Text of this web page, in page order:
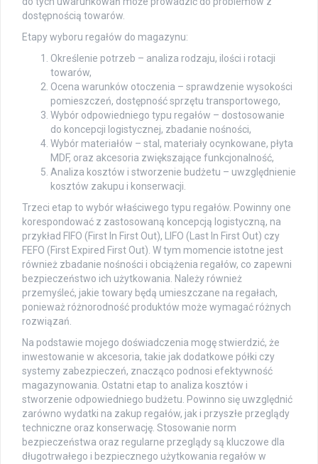
dostępnością towarów.
Etapy wyboru regałów do magazynu:
Określenie potrzeb – analiza rodzaju, ilości i rotacji
towarów,
Ocena warunków otoczenia – sprawdzenie wysokości
pomieszczeń, dostępność sprzętu transportowego,
Wybór odpowiedniego typu regałów – dostosowanie
do koncepcji logistycznej, zbadanie nośności,
Wybór materiałów – stal, materiały ocynkowane, płyta
MDF, oraz akcesoria zwiększające funkcjonalność,
Analiza kosztów i stworzenie budżetu – uwzględnienie
kosztów zakupu i konserwacji.
Trzeci etap to wybór właściwego typu regałów. Powinny one
korespondować z zastosowaną koncepcją logistyczną, na
przykład FIFO (First In First Out), LIFO (Last In First Out) czy
FEFO (First Expired First Out). W tym momencie istotne jest
również zbadanie nośności i obciążenia regałów, co zapewni
bezpieczeństwo ich użytkowania. Należy również
przemyśleć, jakie towary będą umieszczane na regałach,
ponieważ różnorodność produktów może wymagać różnych
rozwiązań.
Na podstawie mojego doświadczenia mogę stwierdzić, że
inwestowanie w akcesoria, takie jak dodatkowe półki czy
systemy zabezpieczeń, znacząco podnosi efektywność
magazynowania. Ostatni etap to analiza kosztów i
stworzenie odpowiedniego budżetu. Powinno się uwzględnić
zarówno wydatki na zakup regałów, jak i przyszłe przeglądy
techniczne oraz konserwację. Stosowanie norm
bezpieczeństwa oraz regularne przeglądy są kluczowe dla
długotrwałego i bezpiecznego użytkowania regałów w